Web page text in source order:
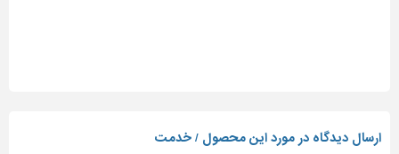
ارسال دیدگاه در مورد این محصول / خدمت